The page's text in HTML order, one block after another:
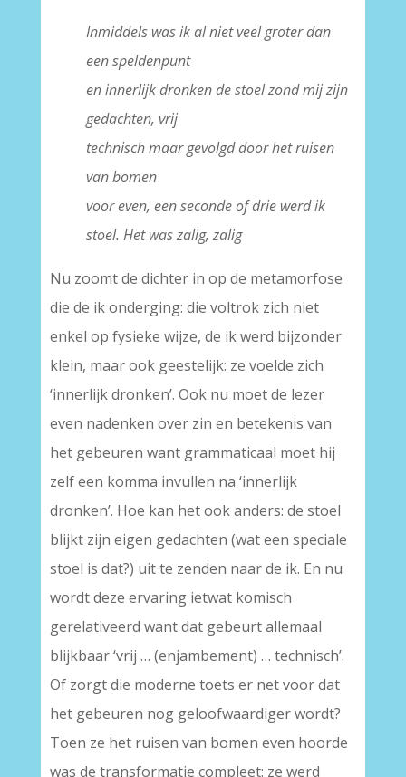
Inmiddels was ik al niet veel groter dan
een speldenpunt
en innerlijk dronken de stoel zond mij zijn
gedachten, vrij
technisch maar gevolgd door het ruisen
van bomen
voor even, een seconde of drie werd ik
stoel. Het was zalig, zalig
Nu zoomt de dichter in op de metamorfose
die de ik onderging: die voltrok zich niet
enkel op fysieke wijze, de ik werd bijzonder
klein, maar ook geestelijk: ze voelde zich
‘innerlijk dronken’. Ook nu moet de lezer
even nadenken over zin en betekenis van
het gebeuren want grammaticaal moet hij
zelf een komma invullen na ‘innerlijk
dronken’. Hoe kan het ook anders: de stoel
blijkt zijn eigen gedachten (wat een speciale
stoel is dat?) uit te zenden naar de ik. En nu
wordt deze ervaring ietwat komisch
gerelativeerd want dat gebeurt allemaal
blijkbaar ‘vrij … (enjambement) … technisch’.
Of zorgt die moderne toets er net voor dat
het gebeuren nog geloofwaardiger wordt?
Toen ze het ruisen van bomen even hoorde
was de transformatie compleet: ze werd